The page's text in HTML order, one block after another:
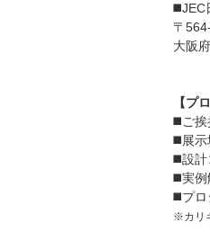
◼️JEC
〒
大阪
【プ
◼️ご挨
◼️展示
◼️設計
◼️実例
◼️プロ
※カリ